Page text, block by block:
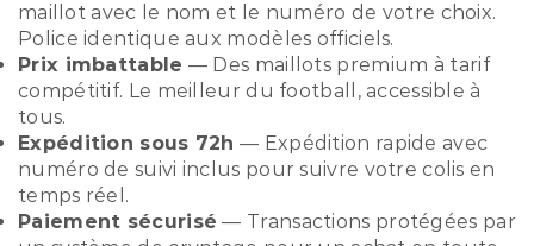
maillot avec le nom et le numéro de votre choix.
Police identique aux modèles officiels.
Prix imbattable — Des maillots premium à tarif
compétitif. Le meilleur du football, accessible à
tous.
Expédition sous 72h — Expédition rapide avec
numéro de suivi inclus pour suivre votre colis en
temps réel.
Paiement sécurisé — Transactions protégées par